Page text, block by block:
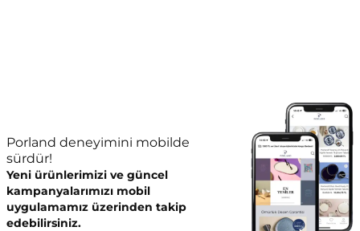
Porland deneyimini mobilde
sürdür!
Yeni ürünlerimizi ve güncel
kampanyalarımızı mobil
uygulamamız üzerinden takip
edebilirsiniz.